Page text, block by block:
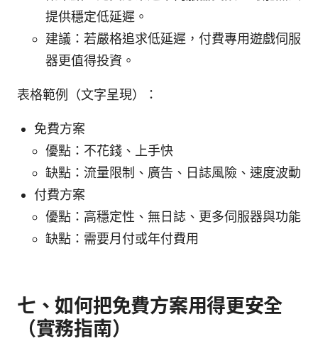
提供穩定低延遲。
建議：若嚴格追求低延遲，付費專用遊戲伺服
器更值得投資。
表格範例（文字呈現）：
免費方案
優點：不花錢、上手快
缺點：流量限制、廣告、日誌風險、速度波動
付費方案
優點：高穩定性、無日誌、更多伺服器與功能
缺點：需要月付或年付費用
七、如何把免費方案用得更安全
（實務指南）